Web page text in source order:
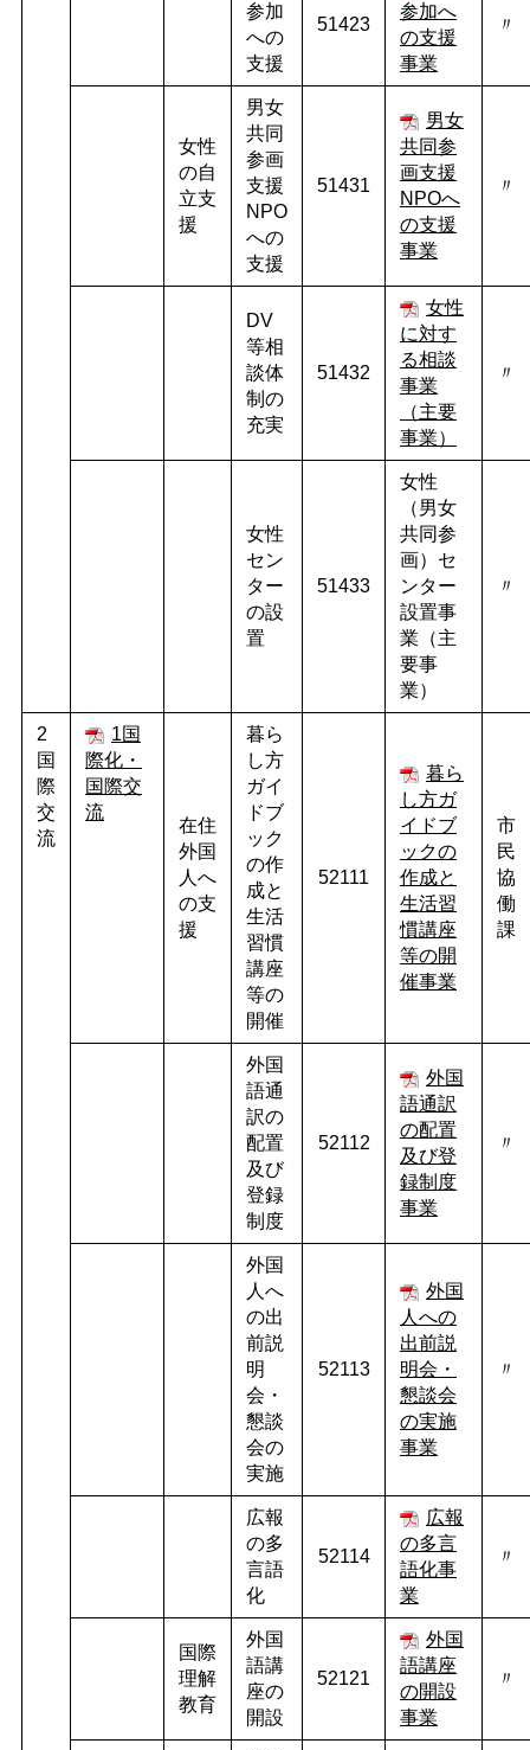
参加
への
支援
51423
参加へ
の支援
事業
〃
女性
の自
立支
援
男女
共同
参画
支援
NPO
への
支援
51431
男女
共同参
画支援
NPOへ
の支援
事業
〃
DV
等相
談体
制の
充実
51432
女性
に対す
る相談
事業
（主要
事業）
〃
女性
セン
ター
の設
置
51433
女性
（男女
共同参
画）セ
ンター
設置事
業（主
要事
業）
〃
2
国
際
交
流
1国
際化・
国際交
流
在住
外国
人へ
の支
援
暮ら
し方
ガイ
ドブ
ック
の作
成と
生活
習慣
講座
等の
開催
52111
暮ら
し方ガ
イドブ
ックの
作成と
生活習
慣講座
等の開
催事業
市
民
協
働
課
外国
語通
訳の
配置
及び
登録
制度
52112
外国
語通訳
の配置
及び登
録制度
事業
〃
外国
人へ
の出
前説
明
会・
懇談
会の
実施
52113
外国
人への
出前説
明会・
懇談会
の実施
事業
〃
広報
の多
言語
化
52114
広報
の多言
語化事
業
〃
国際
理解
教育
外国
語講
座の
開設
52121
外国
語講座
の開設
事業
〃